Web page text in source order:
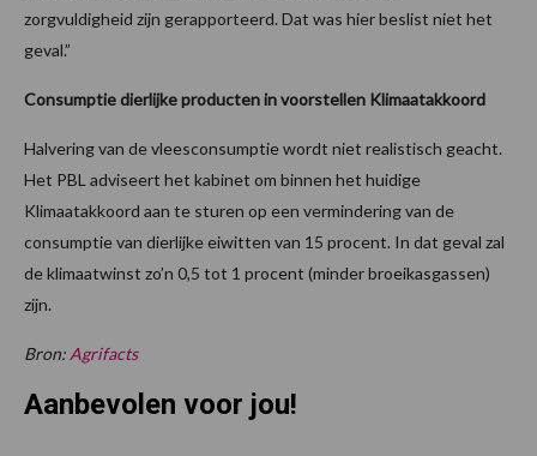
zorgvuldigheid zijn gerapporteerd. Dat was hier beslist niet het
geval.”
Consumptie dierlijke producten in voorstellen Klimaatakkoord
Halvering van de vleesconsumptie wordt niet realistisch geacht.
Het PBL adviseert het kabinet om binnen het huidige
Klimaatakkoord aan te sturen op een vermindering van de
consumptie van dierlijke eiwitten van 15 procent. In dat geval zal
de klimaatwinst zo’n 0,5 tot 1 procent (minder broeikasgassen)
zijn.
Bron: Agrifacts
Aanbevolen voor jou!